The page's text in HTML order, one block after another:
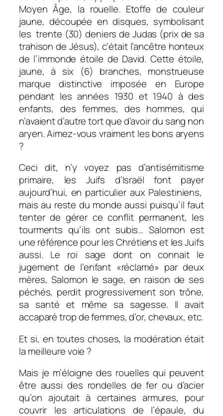
Moyen Âge, la rouelle. Etoffe de couleur
jaune, découpée en disques, symbolisant
les trente (30) deniers de Judas (prix de sa
trahison de Jésus), c’était l’ancêtre honteux
de l’immonde étoile de David. Cette étoile,
jaune, à six (6) branches, monstrueuse
marque distinctive imposée en Europe
pendant les années 1930 et 1940 à des
enfants, des femmes, des hommes, qui
n’avaient d’autre tort que d’avoir du sang non
aryen. Aimez-vous vraiment les bons aryens
?
Ceci dit, n’y voyez pas d’antisémitisme
primaire, les Juifs d’Israël font payer
aujourd’hui, en particulier aux Palestiniens,
mais au reste du monde aussi puisqu’il faut
tenter de gérer ce conflit permanent, les
tourments qu’ils ont subis… Salomon est
une référence pour les Chrétiens et les Juifs
aussi. Le roi sage dont on connait le
jugement de l’enfant «réclamé» par deux
mères, Salomon le sage, en raison de ses
péchés, perdit progressivement son trône,
sa santé et même sa sagesse. Il avait
accaparé trop de femmes, d’or, chevaux, etc.
Et si, en toutes choses, la modération était
la meilleure voie ?
Mais je m’éloigne des rouelles qui peuvent
être aussi des rondelles de fer ou d’acier
qu’on ajoutait à certaines armures, pour
couvrir les articulations de l’épaule, du